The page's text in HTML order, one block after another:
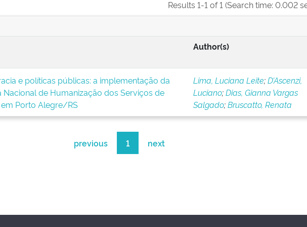
Results 1-1 of 1 (Search time: 0.002
Author(s)
e políticas públicas: a implementação da
Nacional de Humanização dos Serviços de
Porto Alegre/RS
Lima, Luciana Leite;D’Ascenzi,
Luciano;Dias, Gianna Vargas
Salgado;Bruscatto, Renata
previous 1 next